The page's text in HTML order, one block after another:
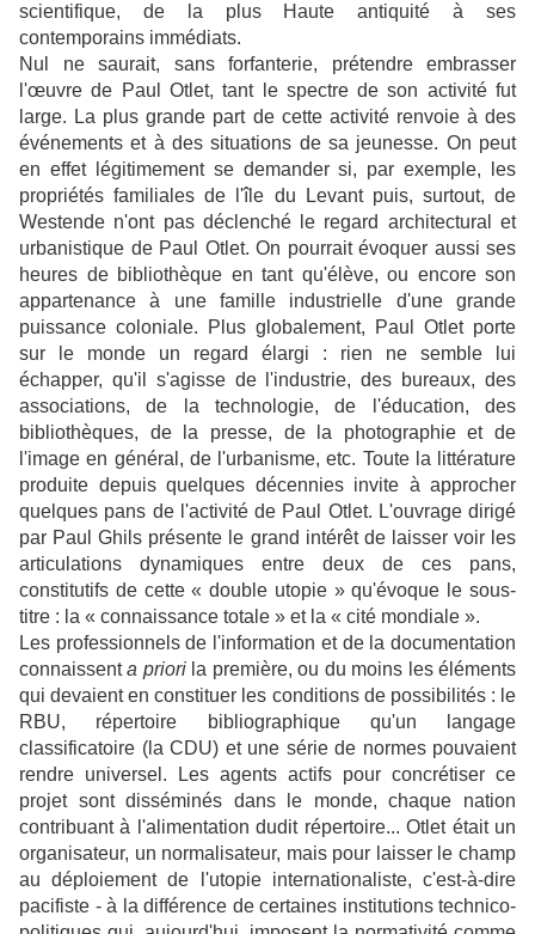
scientifique, de la plus Haute antiquité à ses
contemporains immédiats.
Nul ne saurait, sans forfanterie, prétendre embrasser
l'œuvre de Paul Otlet, tant le spectre de son activité fut
large. La plus grande part de cette activité renvoie à des
événements et à des situations de sa jeunesse. On peut
en effet légitimement se demander si, par exemple, les
propriétés familiales de l'île du Levant puis, surtout, de
Westende n'ont pas déclenché le regard architectural et
urbanistique de Paul Otlet. On pourrait évoquer aussi ses
heures de bibliothèque en tant qu'élève, ou encore son
appartenance à une famille industrielle d'une grande
puissance coloniale. Plus globalement, Paul Otlet porte
sur le monde un regard élargi : rien ne semble lui
échapper, qu'il s'agisse de l'industrie, des bureaux, des
associations, de la technologie, de l'éducation, des
bibliothèques, de la presse, de la photographie et de
l'image en général, de l'urbanisme, etc. Toute la littérature
produite depuis quelques décennies invite à approcher
quelques pans de l'activité de Paul Otlet. L'ouvrage dirigé
par Paul Ghils présente le grand intérêt de laisser voir les
articulations dynamiques entre deux de ces pans,
constitutifs de cette « double utopie » qu'évoque le sous-
titre : la « connaissance totale » et la « cité mondiale ».
Les professionnels de l'information et de la documentation
connaissenta priorila première, ou du moins les éléments
qui devaient en constituer les conditions de possibilités : le
RBU, répertoire bibliographique qu'un langage
classificatoire (la CDU) et une série de normes pouvaient
rendre universel. Les agents actifs pour concrétiser ce
projet sont disséminés dans le monde, chaque nation
contribuant à l'alimentation dudit répertoire... Otlet était un
organisateur, un normalisateur, mais pour laisser le champ
au déploiement de l'utopie internationaliste, c'est-à-dire
pacifiste - à la différence de certaines institutions technico-